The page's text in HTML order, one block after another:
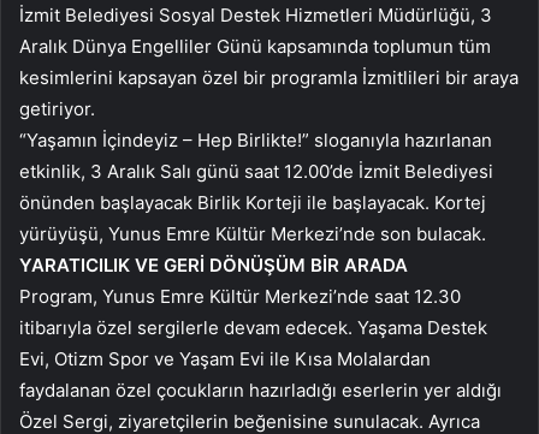
İzmit Belediyesi Sosyal Destek Hizmetleri Müdürlüğü, 3
Aralık Dünya Engelliler Günü kapsamında toplumun tüm
kesimlerini kapsayan özel bir programla İzmitlileri bir araya
getiriyor.
“Yaşamın İçindeyiz – Hep Birlikte!” sloganıyla hazırlanan
etkinlik, 3 Aralık Salı günü saat 12.00’de İzmit Belediyesi
önünden başlayacak Birlik Korteji ile başlayacak. Kortej
yürüyüşü, Yunus Emre Kültür Merkezi’nde son bulacak.
YARATICILIK VE GERİ DÖNÜŞÜM BİR ARADA
Program, Yunus Emre Kültür Merkezi’nde saat 12.30
itibarıyla özel sergilerle devam edecek. Yaşama Destek
Evi, Otizm Spor ve Yaşam Evi ile Kısa Molalardan
faydalanan özel çocukların hazırladığı eserlerin yer aldığı
Özel Sergi, ziyaretçilerin beğenisine sunulacak. Ayrıca